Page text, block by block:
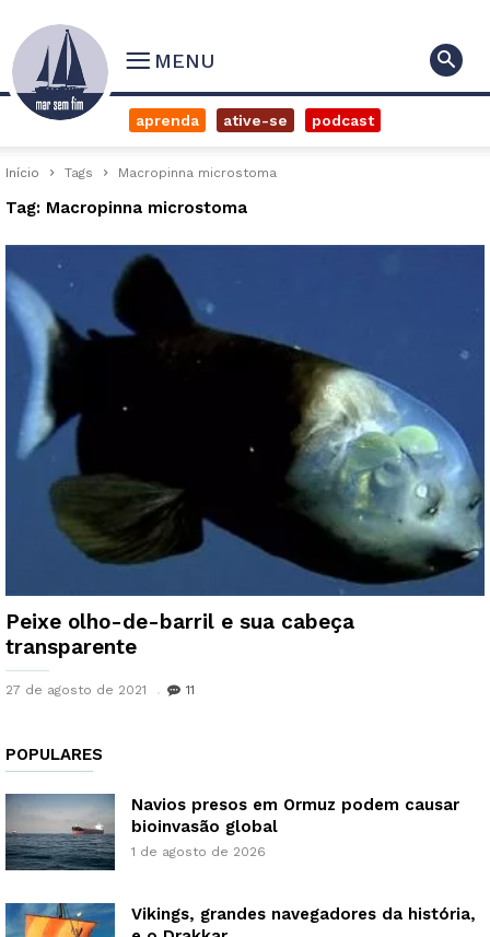
MENU
aprenda ative-se podcast
Início Tags Macropinna microstoma
Tag: Macropinna microstoma
Peixe olho-de-barril e sua cabeça
transparente
27 de agosto de 2021 11
POPULARES
Navios presos em Ormuz podem causar
bioinvasão global
1 de agosto de 2026
Vikings, grandes navegadores da história,